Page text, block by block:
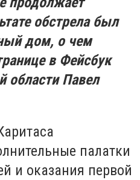
обстрела был
дом, о чем
в Фейсбук
области Павел
палатки
и оказания первой